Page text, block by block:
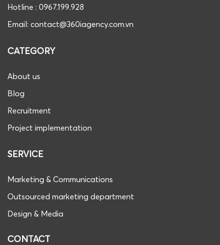
Hotline : 0967.199.928
Email: contact@360iagency.com.vn
CATEGORY
About us
Blog
Recruitment
Project implementation
SERVICE
Marketing & Communications
Outsourced marketing department
Design & Media
CONTACT